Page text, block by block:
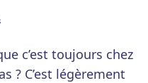
c’est toujours chez
? C’est légèrement